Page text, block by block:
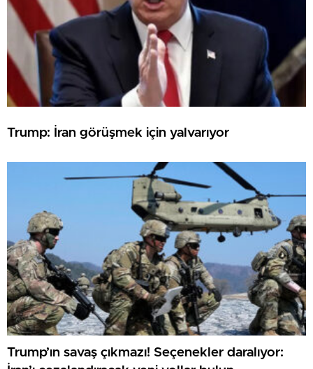
Trump: İran görüşmek için yalvarıyor
Trump’ın savaş çıkmazı! Seçenekler daralıyor: